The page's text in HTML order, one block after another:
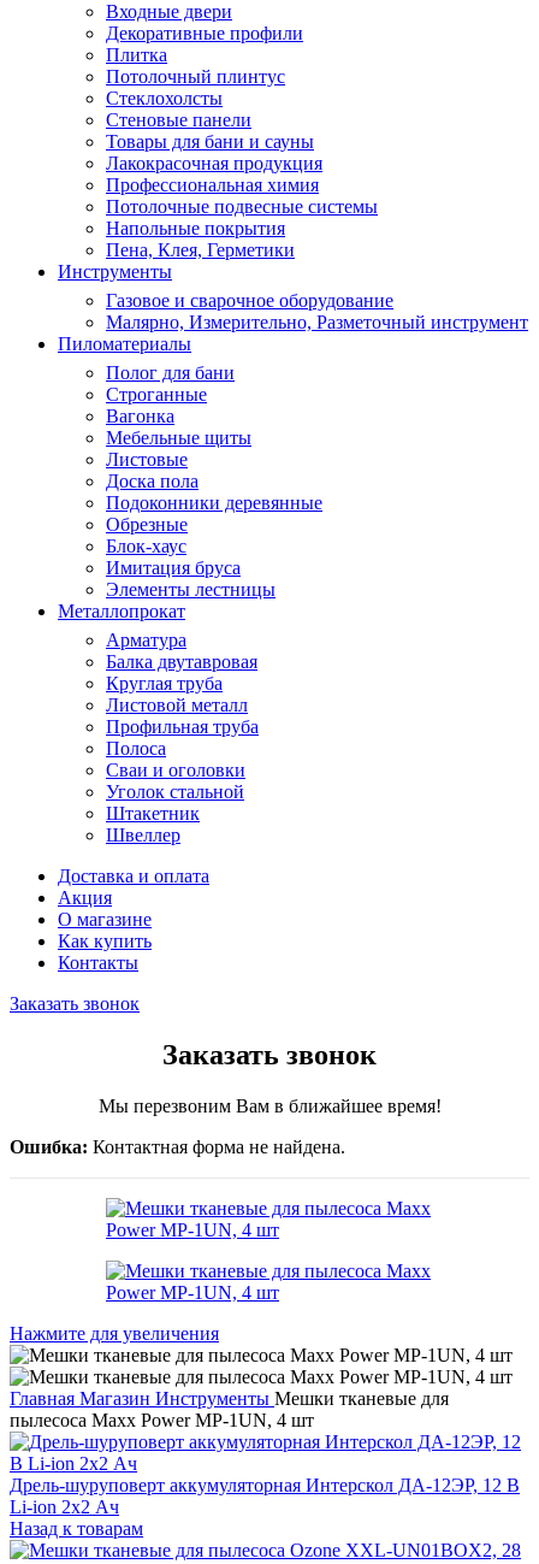
Входные двери
Декоративные профили
Плитка
Потолочный плинтус
Стеклохолсты
Стеновые панели
Товары для бани и сауны
Лакокрасочная продукция
Профессиональная химия
Потолочные подвесные системы
Напольные покрытия
Пена, Клея, Герметики
Инструменты
Газовое и сварочное оборудование
Малярно, Измерительно, Разметочный инструмент
Пиломатериалы
Полог для бани
Строганные
Вагонка
Мебельные щиты
Листовые
Доска пола
Подоконники деревянные
Обрезные
Блок-хаус
Имитация бруса
Элементы лестницы
Металлопрокат
Арматура
Балка двутавровая
Круглая труба
Листовой металл
Профильная труба
Полоса
Сваи и оголовки
Уголок стальной
Штакетник
Швеллер
Доставка и оплата
Акция
О магазине
Как купить
Контакты
Заказать звонок
Заказать звонок
Мы перезвоним Вам в ближайшее время!
Ошибка: Контактная форма не найдена.
Нажмите для увеличения
Главная Магазин Инструменты Мешки тканевые для
пылесоса Maxx Power MP-1UN, 4 шт
Дрель-шуруповерт аккумуляторная Интерскол ДА-12ЭР, 12 В
Li-ion 2х2 Ач
Назад к товарам